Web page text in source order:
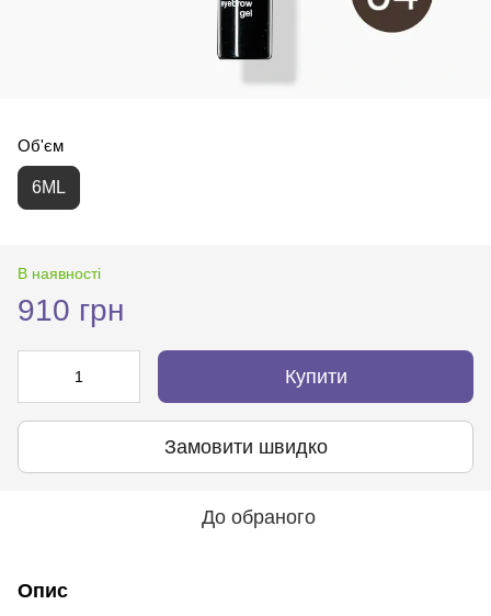
Об'єм
6ML
В наявності
910 грн
Купити
Замовити швидко
До обраного
Опис